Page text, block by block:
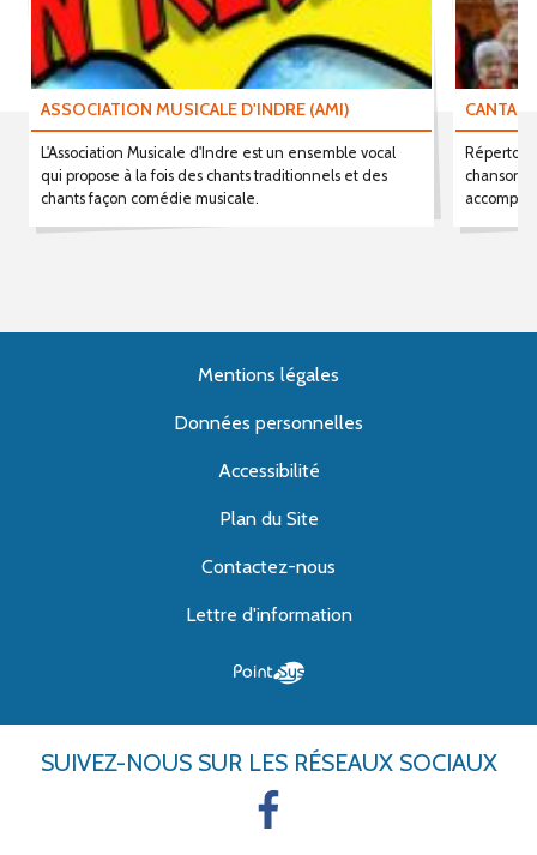
ASSOCIATION MUSICALE D'INDRE (AMI)
L'Association Musicale d'Indre est un ensemble vocal
qui propose à la fois des chants traditionnels et des
chants façon comédie musicale.
chansons
Mentions légales
Données personnelles
Accessibilité
Plan du Site
Contactez-nous
Lettre d'information
SUIVEZ-NOUS SUR LES RÉSEAUX SOCIAUX